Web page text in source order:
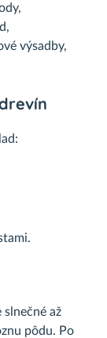
výsadby,
až
pôdu. Po